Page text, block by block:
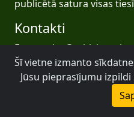
publicētā satura visas
Kontakti
E-pasts: lva@arhivi.gov.lv
Tālrunis: +371 20027447
Bezdelīgu 1A, Rīga
Šī vietne izmanto
Jūsu pieprasījumu